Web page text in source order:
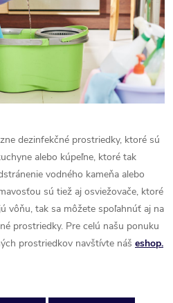
dezinfekčné prostriedky, ktoré sú
alebo kúpeľne, ktoré tak
vodného kameňa alebo
sú tiež aj osviežovače, ktoré
vôňu, tak sa môžete spoľahnúť aj na
prostriedky. Pre celú našu ponuku
prostriedkov navštívte náš eshop.